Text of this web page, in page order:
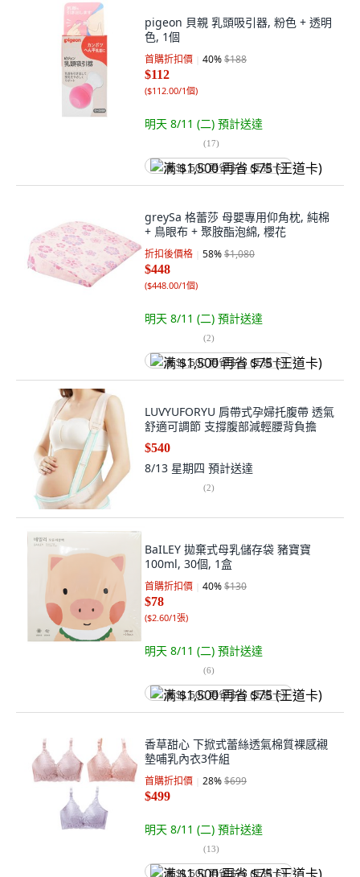
pigeon 貝親 乳頭吸引器, 粉色 + 透明
色, 1個
首購折扣價 40%$188
$112
($112.00/1個)
明天 8/11 (二) 預計送達
(17)
满 $1,500 再省 $75 (王道卡)
greySa 格蕾莎 母嬰專用仰角枕, 純棉
+ 鳥眼布 + 聚胺酯泡綿, 櫻花
折扣後價格 58%$1,080
$448
($448.00/1個)
明天 8/11 (二) 預計送達
(2)
满 $1,500 再省 $75 (王道卡)
LUVYUFORYU 肩帶式孕婦托腹帶 透氣
舒適可調節 支撐腹部減輕腰背負擔
$540
8/13 星期四 預計送達
(2)
BaILEY 拋棄式母乳儲存袋 豬寶寶
100ml, 30個, 1盒
首購折扣價 40%$130
$78
($2.60/1張)
明天 8/11 (二) 預計送達
(6)
满 $1,500 再省 $75 (王道卡)
香草甜心 下掀式蕾絲透氣棉質裸感襯
墊哺乳內衣3件組
首購折扣價 28%$699
$499
明天 8/11 (二) 預計送達
(13)
满 $1,500 再省 $75 (王道卡)